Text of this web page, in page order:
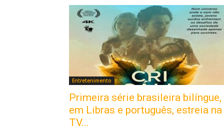
Entretenimento
Primeira série brasileira bilíngue,
em Libras e português, estreia na
TV...